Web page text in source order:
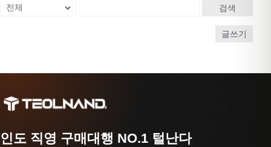
검색
글쓰기
인도 직영 구매대행 NO.1 털난다